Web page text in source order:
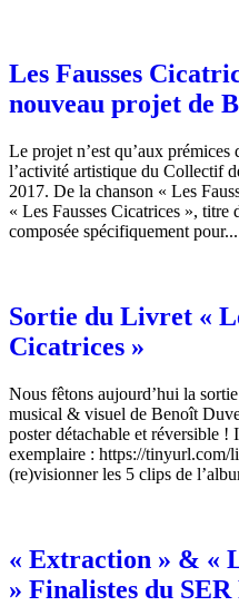
Les Fausses
nouveau projet de
Le projet n’est qu’aux
l’activité artistique du Collectif
2017. De la chanson « Les
« Les Fausses Cicatrices », titre
composée spécifiquement pour...
Sortie du Livret «
Cicatrices »
Nous fêtons aujourd’hui la
musical & visuel de Benoît
poster détachable et réversible
exemplaire : https://tinyurl.com/
(re)visionner les 5 clips de
« Extraction » & «
» Finalistes du